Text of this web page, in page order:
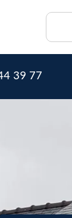
39 77